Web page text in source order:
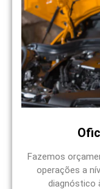
Fazemos
operações a
diagnóstico